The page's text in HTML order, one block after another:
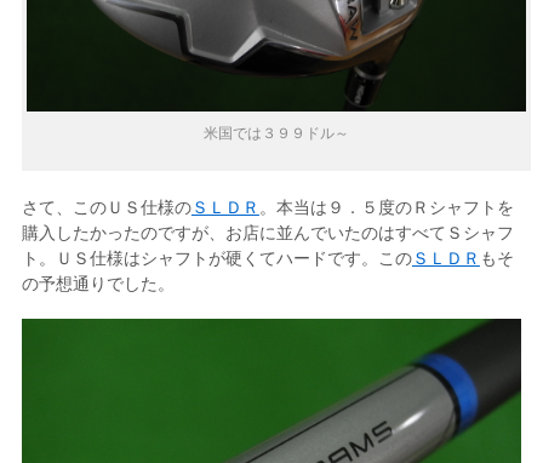
米国では３９９ドル～
さて、このＵＳ仕様のＳＬＤＲ 。本当は９．５度のＲシャフトを
購入したかったのですが、お店に並んでいたのはすべてＳシャフ
ト。ＵＳ仕様はシャフトが硬くてハードです。このＳＬＤＲ もそ
の予想通りでした。